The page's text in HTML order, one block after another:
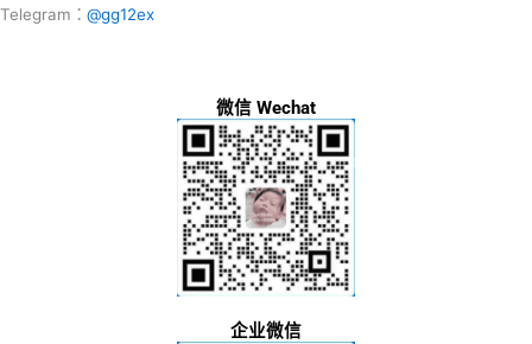
Telegram： @gg12ex
微信 Wechat
企业微信